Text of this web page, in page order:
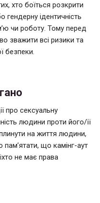
хто боїться розкрити
гендерну ідентичність
чи роботу. Тому перед
зважити всі ризики та
безпеки.
про сексуальну
людини проти його/її
на життя людини,
пам’ятати, що камінг-аут
не має права